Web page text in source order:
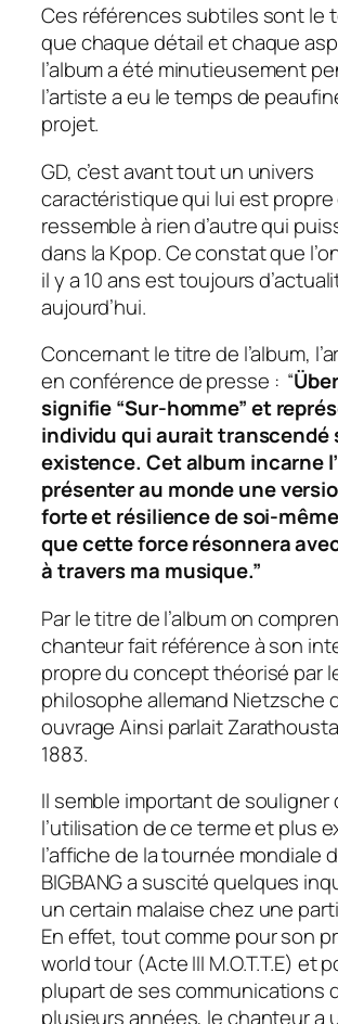
Ces références subtiles sont le
que chaque détail et chaque
l’album a été minutieusement
l’artiste a eu le temps de
projet.
GD, c’est avant tout un univers
caractéristique qui lui est
ressemble à rien d’autre qui
dans la Kpop. Ce constat que
il y a 10 ans est toujours
aujourd’hui.
Concernant le titre de l’album,
en conférence de presse : “
signifie “Sur-homme” et
individu qui aurait transcendé
existence. Cet album incarne
présenter au monde une
forte et résilience de soi-
que cette force résonnera
à travers ma musique.”
Par le titre de l’album on
chanteur fait référence à son
propre du concept théorisé par
philosophe allemand Nietzsche
ouvrageAinsi parlait Zarathousta
1883.
Il semble important de souligner
l’utilisation de ce terme et plus
l’affiche de la tournée mondiale
BIGBANG a suscité quelques
un certain malaise chez une
En effet, tout comme pour son
world tour (Acte III M.O.T.T.E) et
plupart de ses communications
plusieurs années, le chanteur a